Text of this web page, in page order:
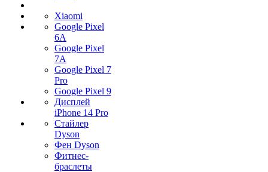
Xiaomi
Google Pixel
6A
Google Pixel
7А
Google Pixel 7
Pro
Google Pixel 9
Дисплей
iPhone 14 Pro
Стайлер
Dyson
Фен Dyson
Фитнес-
браслеты